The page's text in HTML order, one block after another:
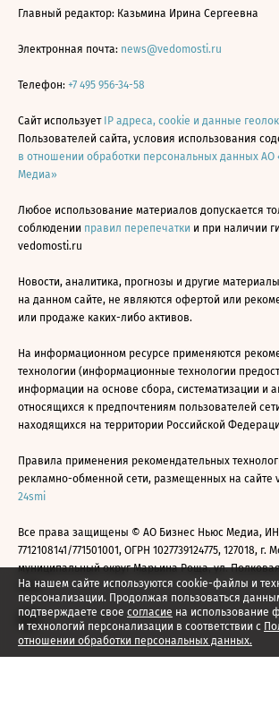
На нашем сайте используются cookie-файлы и
персонализации. Продолжая пользоваться
подтверждаете свое согласие на использование
и технологий персонализации в соответствии с
отношении обработки персональных данных.
Главный редактор: Казьмина Ирина Сергеевна
Электронная почта: news@vedomosti.ru
Телефон: +7 495 956-34-58
Сайт использует IP адреса, cookie и данные
Пользователей сайта, условия использования
в отношении обработки персональных данных АО
Медиа»
Любое использование материалов допускается
соблюдении правил перепечатки и при наличии
vedomosti.ru
Новости, аналитика, прогнозы и другие
на данном сайте, не являются офертой или
или продаже каких-либо активов.
На информационном ресурсе применяются
технологии (информационные технологии
информации на основе сбора, систематизации и
относящихся к предпочтениям пользователей
находящихся на территории Российской
Правила применения рекомендательных
рекламно-обменной сети, размещенных на сайте
24smi
Все права защищены © АО Бизнес Ньюс Медиа,
7712108141/771501001, ОГРН 1027739124775, 127018, г.
муниципальный округ Марьина Роща, ул.
2026